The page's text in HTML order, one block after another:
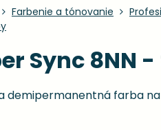
Farbenie a tónovanie
Sync 8NN
demipermanentná farba